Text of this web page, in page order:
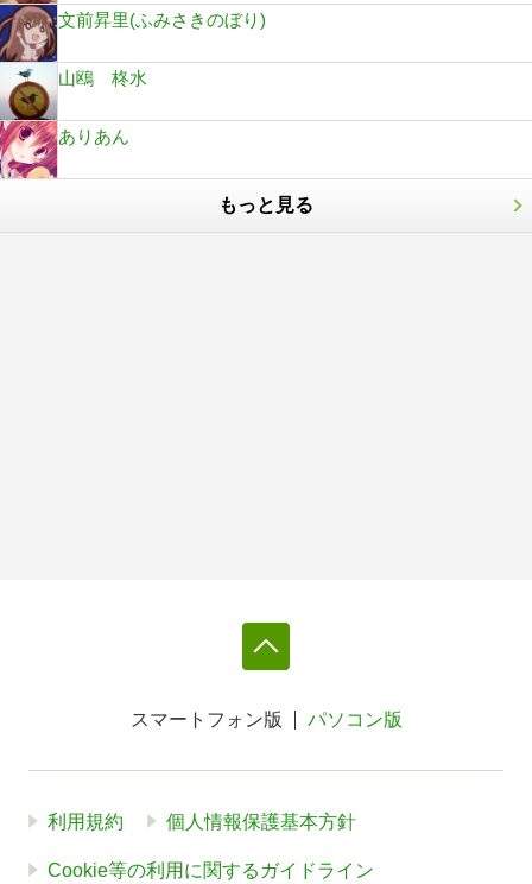
文前昇里(ふみさきのぼり)
山鴎 柊水
ありあん
もっと見る
スマートフォン版 パソコン版
利用規約 個人情報保護基本方針
Cookie等の利用に関するガイドライン